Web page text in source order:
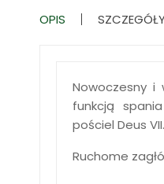
OPIS
Nowoczesny i
funkcją
pościel Deus VII.
Ruchome